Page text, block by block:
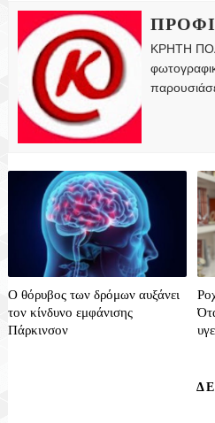
ΚΡΗΤΗ
Ο θόρυβος των δρόμων αυξάνει
τον κίνδυνο εμφάνισης
Πάρκινσον